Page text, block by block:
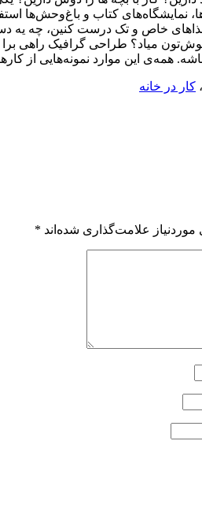
نمایشگاه‌های کتاب و باغ‌وحش‌ها
خاص و تک درست کنین، چه یه
میاد؟ طراحی گرافیک راهی برا
همه‌ی این‌ موارد نمونه‌هایی از
، کار در خانه
علامت‌گذاری شده‌اند *